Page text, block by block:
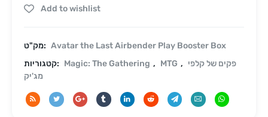
Add to wishlist
מק"ט: Avatar the Last Airbender Play Booster Box
קטגוריות: Magic: The Gathering , MTG , פקים של קלפי
מג'יק